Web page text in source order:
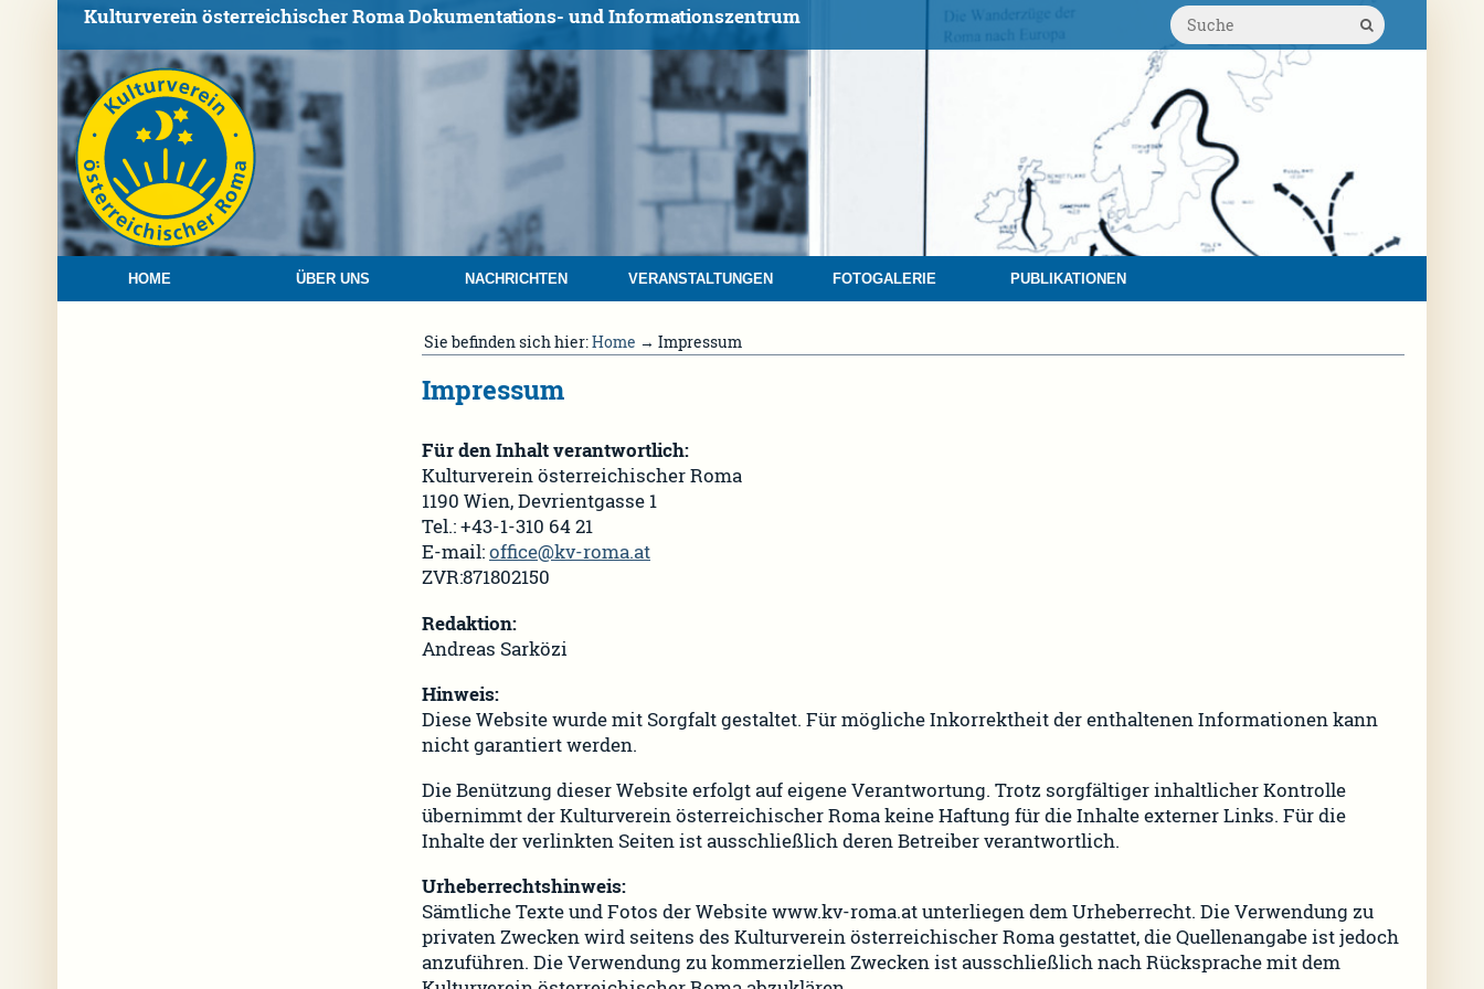
Kulturverein österreichischer Roma Dokumentations- und Informationszentrum
HOME ÜBER UNS NACHRICHTEN VERANSTALTUNGEN FOTOGALERIE PUBLIKATIONEN
Sie befinden sich hier:Home → Impressum
Impressum
Für den Inhalt verantwortlich:
Kulturverein österreichischer Roma
1190 Wien, Devrientgasse 1
Tel.: +43-1-310 64 21
E-mail:office@kv-roma.at
ZVR:871802150
Redaktion:
Andreas Sarközi
Hinweis:
Diese Website wurde mit Sorgfalt gestaltet. Für mögliche Inkorrektheit der enthaltenen Informationen kann
nicht garantiert werden.
Die Benützung dieser Website erfolgt auf eigene Verantwortung. Trotz sorgfältiger inhaltlicher Kontrolle
übernimmt der Kulturverein österreichischer Roma keine Haftung für die Inhalte externer Links. Für die
Inhalte der verlinkten Seiten ist ausschließlich deren Betreiber verantwortlich.
Urheberrechtshinweis:
Sämtliche Texte und Fotos der Website www.kv-roma.at unterliegen dem Urheberrecht. Die Verwendung zu
privaten Zwecken wird seitens des Kulturverein österreichischer Roma gestattet, die Quellenangabe ist jedoch
anzuführen. Die Verwendung zu kommerziellen Zwecken ist ausschließlich nach Rücksprache mit dem